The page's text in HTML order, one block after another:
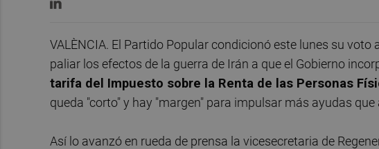
VALÈNCIA. El Partido Popular condicionó este lunes su
paliar los efectos de la guerra de Irán a que el Gobierno
tarifa del Impuesto sobre la Renta de las Personas
queda "corto" y hay "margen" para impulsar más ayudas
Así lo avanzó en rueda de prensa la vicesecretaria de